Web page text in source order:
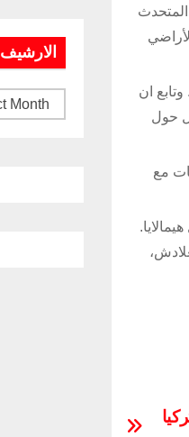
المتحدث
ان
حول
مع
هيمالايا.
الارشيف